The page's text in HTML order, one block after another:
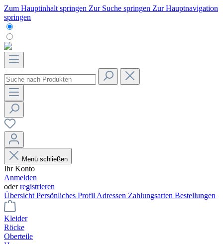
Zum Hauptinhalt springen Zur Suche springen Zur Hauptnavigation
springen
Menü schließen
Ihr Konto
Anmelden
oderregistrieren
Übersicht Persönliches Profil Adressen Zahlungsarten Bestellungen
Kleider
Röcke
Oberteile